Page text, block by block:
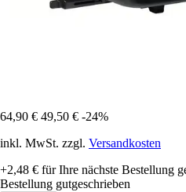
64,90 € 49,50 € -24%
inkl. MwSt. zzgl. Versandkosten
+2,48 € für Ihre nächste Bestellung
Bestellung gutgeschrieben